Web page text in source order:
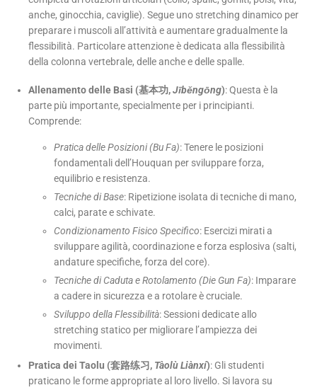
anche, ginocchia, caviglie). Segue uno stretching dinamico per
preparare i muscoli all’attività e aumentare gradualmente la
flessibilità. Particolare attenzione è dedicata alla flessibilità
della colonna vertebrale, delle anche e delle spalle.
Allenamento delle Basi (基本功,Jīběngōng): Questa è la
parte più importante, specialmente per i principianti.
Comprende:
Pratica delle Posizioni (Bu Fa): Tenere le posizioni
fondamentali dell’Houquan per sviluppare forza,
equilibrio e resistenza.
Tecniche di Base: Ripetizione isolata di tecniche di mano,
calci, parate e schivate.
Condizionamento Fisico Specifico: Esercizi mirati a
sviluppare agilità, coordinazione e forza esplosiva (salti,
andature specifiche, forza del core).
Tecniche di Caduta e Rotolamento (Die Gun Fa): Imparare
a cadere in sicurezza e a rotolare è cruciale.
Sviluppo della Flessibilità: Sessioni dedicate allo
stretching statico per migliorare l’ampiezza dei
movimenti.
Pratica dei Taolu (套路练习, Tàolù Liànxí): Gli studenti
praticano le forme appropriate al loro livello. Si lavora su